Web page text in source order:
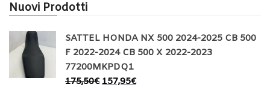
Nuovi Prodotti
SATTEL HONDA NX 500 2024-2025 CB 500
F 2022-2024 CB 500 X 2022-2023
77200MKPDQ1
175,50€ 157,95€